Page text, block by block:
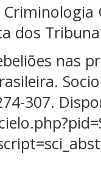
dos
nas
307.